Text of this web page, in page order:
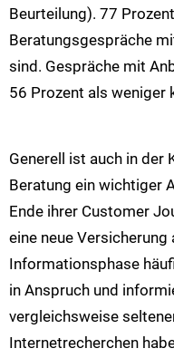
Beurteilung). 77
Beratungsgespräche
sind. Gespräche mit
56 Prozent als weniger
Generell ist auch in der
Beratung ein wichtiger
Ende ihrer Customer
eine neue
Informationsphase
in Anspruch und
vergleichsweise
Internetrecherchen